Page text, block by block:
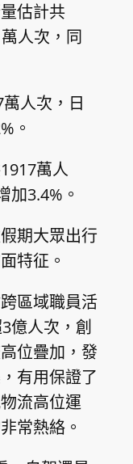
估計共
人次，同
人次，日
。
萬人
加3.4%。
期大眾出行
特征。
區域職員活
億人次，創
位疊加，發
有用保證了
流高位運
常熱絡。